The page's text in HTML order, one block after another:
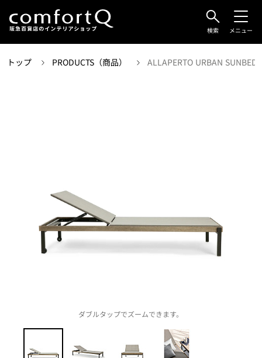
検索 メニュー
トップ PRODUCTS（商品） ALLAPERTO URBAN SUNBED
ダブルタップでズームできます。